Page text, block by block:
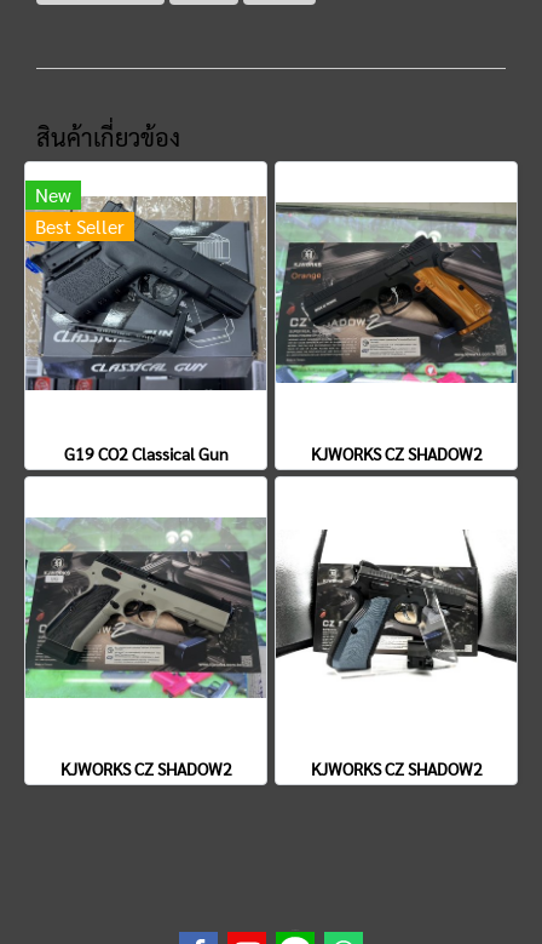
สินค้าเกี่ยวข้อง
New
Best Seller
G19 CO2 Classical Gun KJWORKS CZ SHADOW2
KJWORKS CZ SHADOW2 KJWORKS CZ SHADOW2